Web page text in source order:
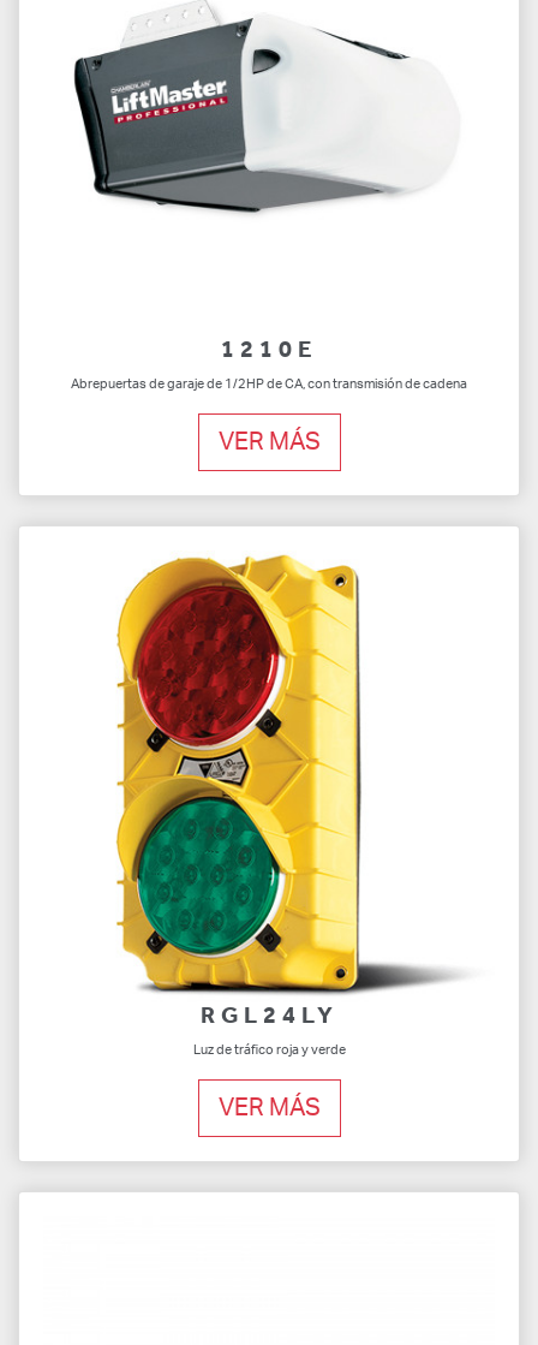
1210E
Abrepuertas de garaje de 1/2HP de CA, con transmisión de cadena
VER MÁS
RGL24LY
Luz de tráfico roja y verde
VER MÁS